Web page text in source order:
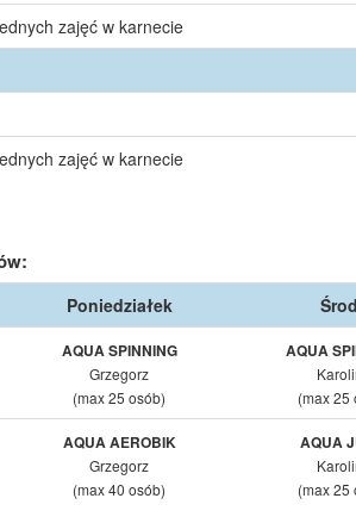
zajęć w karnecie
zajęć w karnecie
Poniedziałek
AQUA SPINNING
Grzegorz
(max 25 osób)
AQUA
(max 25
AQUA AEROBIK
Grzegorz
(max 40 osób)
AQUA
(max 25